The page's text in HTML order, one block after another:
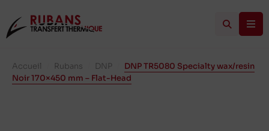
Accueil Rubans DNP
DNP TR5080 Specialty wax/resin
Noir 170×450 mm – Flat-Head